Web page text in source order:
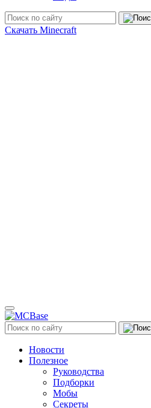
Скачать Minecraft
Новости
Полезное
Руководства
Подборки
Мобы
Секреты